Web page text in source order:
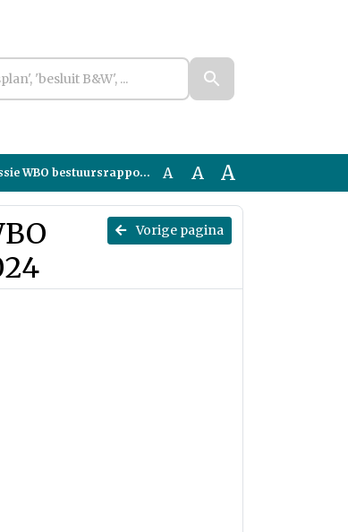
2e kwartaal 2024 A A A
Vorige pagina